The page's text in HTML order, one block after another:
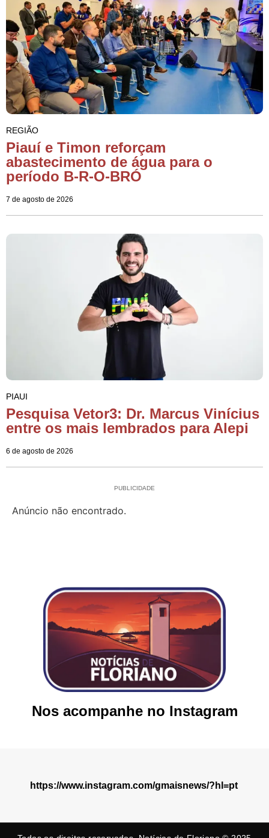
REGIÃO
Piauí e Timon reforçam
abastecimento de água para o
período B-R-O-BRÓ
7 de agosto de 2026
PIAUI
Pesquisa Vetor3: Dr. Marcus Vinícius
entre os mais lembrados para Alepi
6 de agosto de 2026
PUBLICIDADE
Anúncio não encontrado.
Nos acompanhe no Instagram
https://www.instagram.com/gmaisnews/?hl=pt